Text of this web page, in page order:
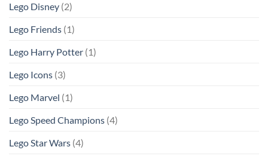
Lego Disney (2)
Lego Friends (1)
Lego Harry Potter (1)
Lego Icons (3)
Lego Marvel (1)
Lego Speed Champions (4)
Lego Star Wars (4)